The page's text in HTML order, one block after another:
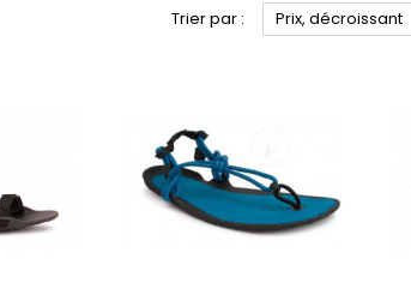
Trier par : Prix, décroissant